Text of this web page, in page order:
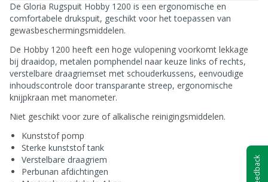
De Gloria Rugspuit Hobby 1200 is een ergonomische en
comfortabele drukspuit, geschikt voor het toepassen van
gewasbeschermingsmiddelen.
De Hobby 1200 heeft een hoge vulopening voorkomt lekkage
bij draaidop, metalen pomphendel naar keuze links of rechts,
verstelbare draagriemset met schouderkussens, eenvoudige
inhoudscontrole door transparante streep, ergonomische
knijpkraan met manometer.
Niet geschikt voor zure of alkalische reinigingsmiddelen.
Kunststof pomp
Sterke kunststof tank
Verstelbare draagriem
Perbunan afdichtingen
Feedback